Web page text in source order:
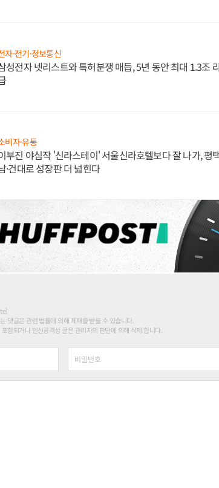
자·전기·정보통신
성전자 넷리스트와 특허분쟁 매듭, 5년 동안 최대 1.3조
비자·유통
부진 야심작 '신라스테이' 서울신라호텔보다 잘 나가, 평
·건대로 성장판 더 넓힌다
댓글은 관련 법률에 의해 제재를 받을 수 있습니다.
함되거나 인신공격성 글은 관리자의 판단에 의해 삭제 합니다.